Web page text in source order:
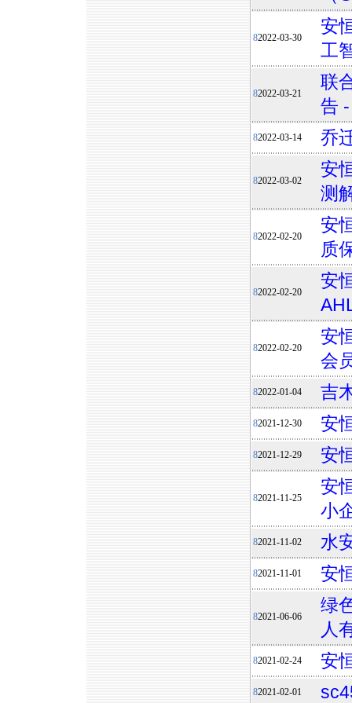
82022-03-30
安
工
82022-03-21
联
告
82022-03-14 乔
82022-03-02
安
测
82022-02-20
安
质
82022-02-20
安
82022-02-20
安
会
82022-01-04 吉
82021-12-30 安
82021-12-29 安
82021-11-25
安
小
82021-11-02 水
82021-11-01 安
82021-06-06
绿
人
82021-02-24 安
82021-02-01